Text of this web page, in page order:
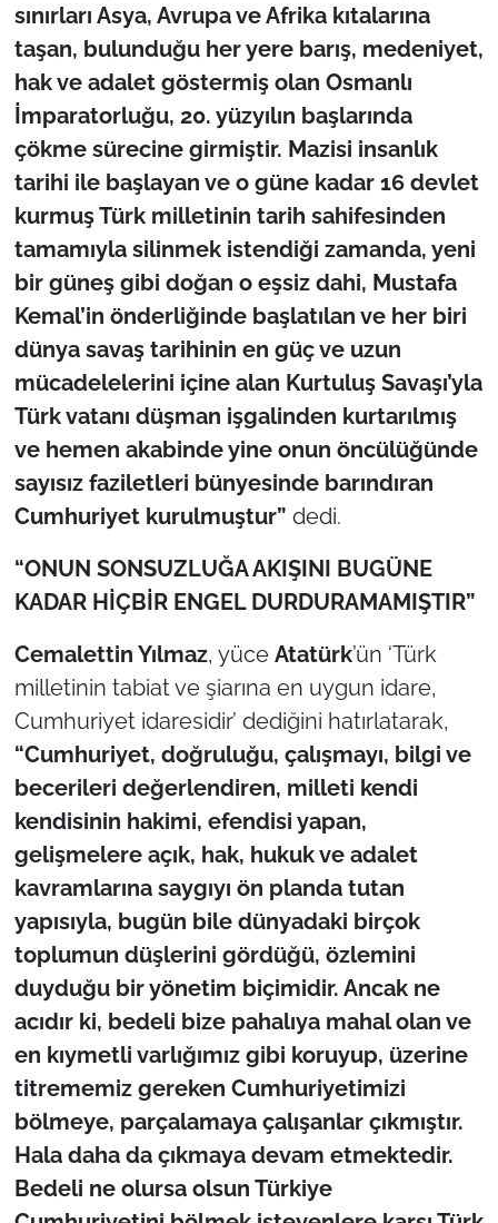
sınırları Asya, Avrupa ve Afrika kıtalarına
taşan, bulunduğu her yere barış, medeniyet,
hak ve adalet göstermiş olan Osmanlı
İmparatorluğu, 20. yüzyılın başlarında
çökme sürecine girmiştir. Mazisi insanlık
tarihi ile başlayan ve o güne kadar 16 devlet
kurmuş Türk milletinin tarih sahifesinden
tamamıyla silinmek istendiği zamanda, yeni
bir güneş gibi doğan o eşsiz dahi, Mustafa
Kemal’in önderliğinde başlatılan ve her biri
dünya savaş tarihinin en güç ve uzun
mücadelelerini içine alan Kurtuluş Savaşı’yla
Türk vatanı düşman işgalinden kurtarılmış
ve hemen akabinde yine onun öncülüğünde
sayısız faziletleri bünyesinde barındıran
Cumhuriyet kurulmuştur” dedi.
“ONUN SONSUZLUĞA AKIŞINI BUGÜNE
KADAR HİÇBİR ENGEL DURDURAMAMIŞTIR”
Cemalettin Yılmaz, yüce Atatürk’ün ‘Türk
milletinin tabiat ve şiarına en uygun idare,
Cumhuriyet idaresidir’ dediğini hatırlatarak,
“Cumhuriyet, doğruluğu, çalışmayı, bilgi ve
becerileri değerlendiren, milleti kendi
kendisinin hakimi, efendisi yapan,
gelişmelere açık, hak, hukuk ve adalet
kavramlarına saygıyı ön planda tutan
yapısıyla, bugün bile dünyadaki birçok
toplumun düşlerini gördüğü, özlemini
duyduğu bir yönetim biçimidir. Ancak ne
acıdır ki, bedeli bize pahalıya mahal olan ve
en kıymetli varlığımız gibi koruyup, üzerine
titrememiz gereken Cumhuriyetimizi
bölmeye, parçalamaya çalışanlar çıkmıştır.
Hala daha da çıkmaya devam etmektedir.
Bedeli ne olursa olsun Türkiye